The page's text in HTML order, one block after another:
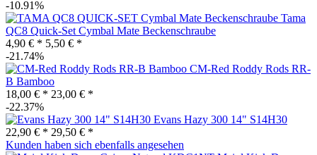
-10.91%
Tama
QC8 Quick-Set Cymbal Mate Beckenschraube
4,90 € * 5,50 € *
-21.74%
CM-Red Roddy Rods RR-
B Bamboo
18,00 € * 23,00 € *
-22.37%
Evans Hazy 300 14" S14H30
22,90 € * 29,50 € *
Kunden haben sich ebenfalls angesehen